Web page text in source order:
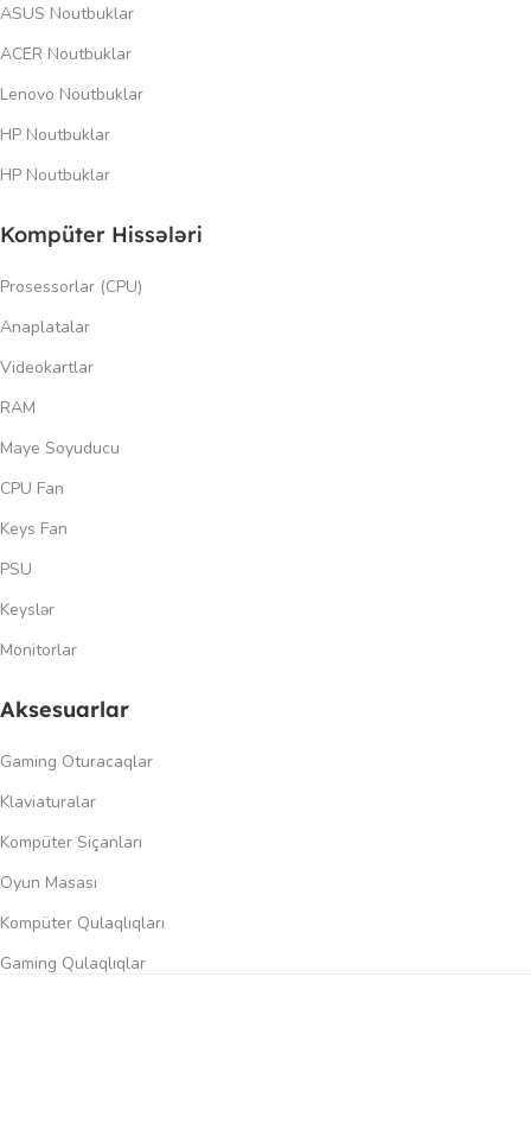
ASUS Noutbuklar
ACER Noutbuklar
Lenovo Noutbuklar
HP Noutbuklar
HP Noutbuklar
Kompüter Hissələri
Prosessorlar (CPU)
Anaplatalar
Videokartlar
RAM
Maye Soyuducu
CPU Fan
Keys Fan
PSU
Keyslər
Monitorlar
Aksesuarlar
Gaming Oturacaqlar
Klaviaturalar
Kompüter Siçanları
Oyun Masası
Kompüter Qulaqlıqları
Gaming Qulaqlıqlar